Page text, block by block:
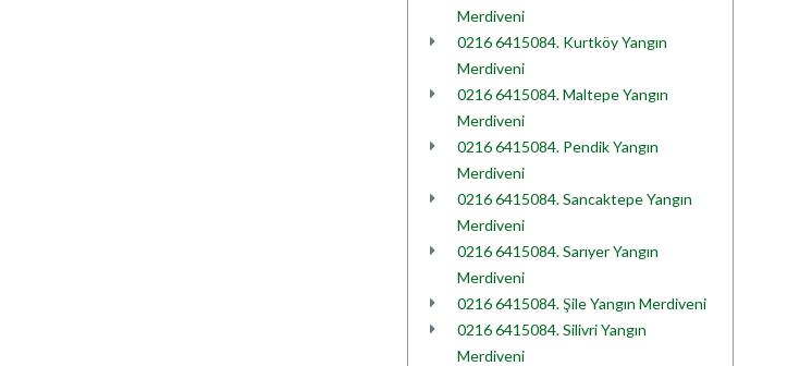
Merdiveni
0216 6415084. Kurtköy Yangın
Merdiveni
0216 6415084. Maltepe Yangın
Merdiveni
0216 6415084. Pendik Yangın
Merdiveni
0216 6415084. Sancaktepe Yangın
Merdiveni
0216 6415084. Sarıyer Yangın
Merdiveni
0216 6415084. Şile Yangın Merdiveni
0216 6415084. Silivri Yangın
Merdiveni